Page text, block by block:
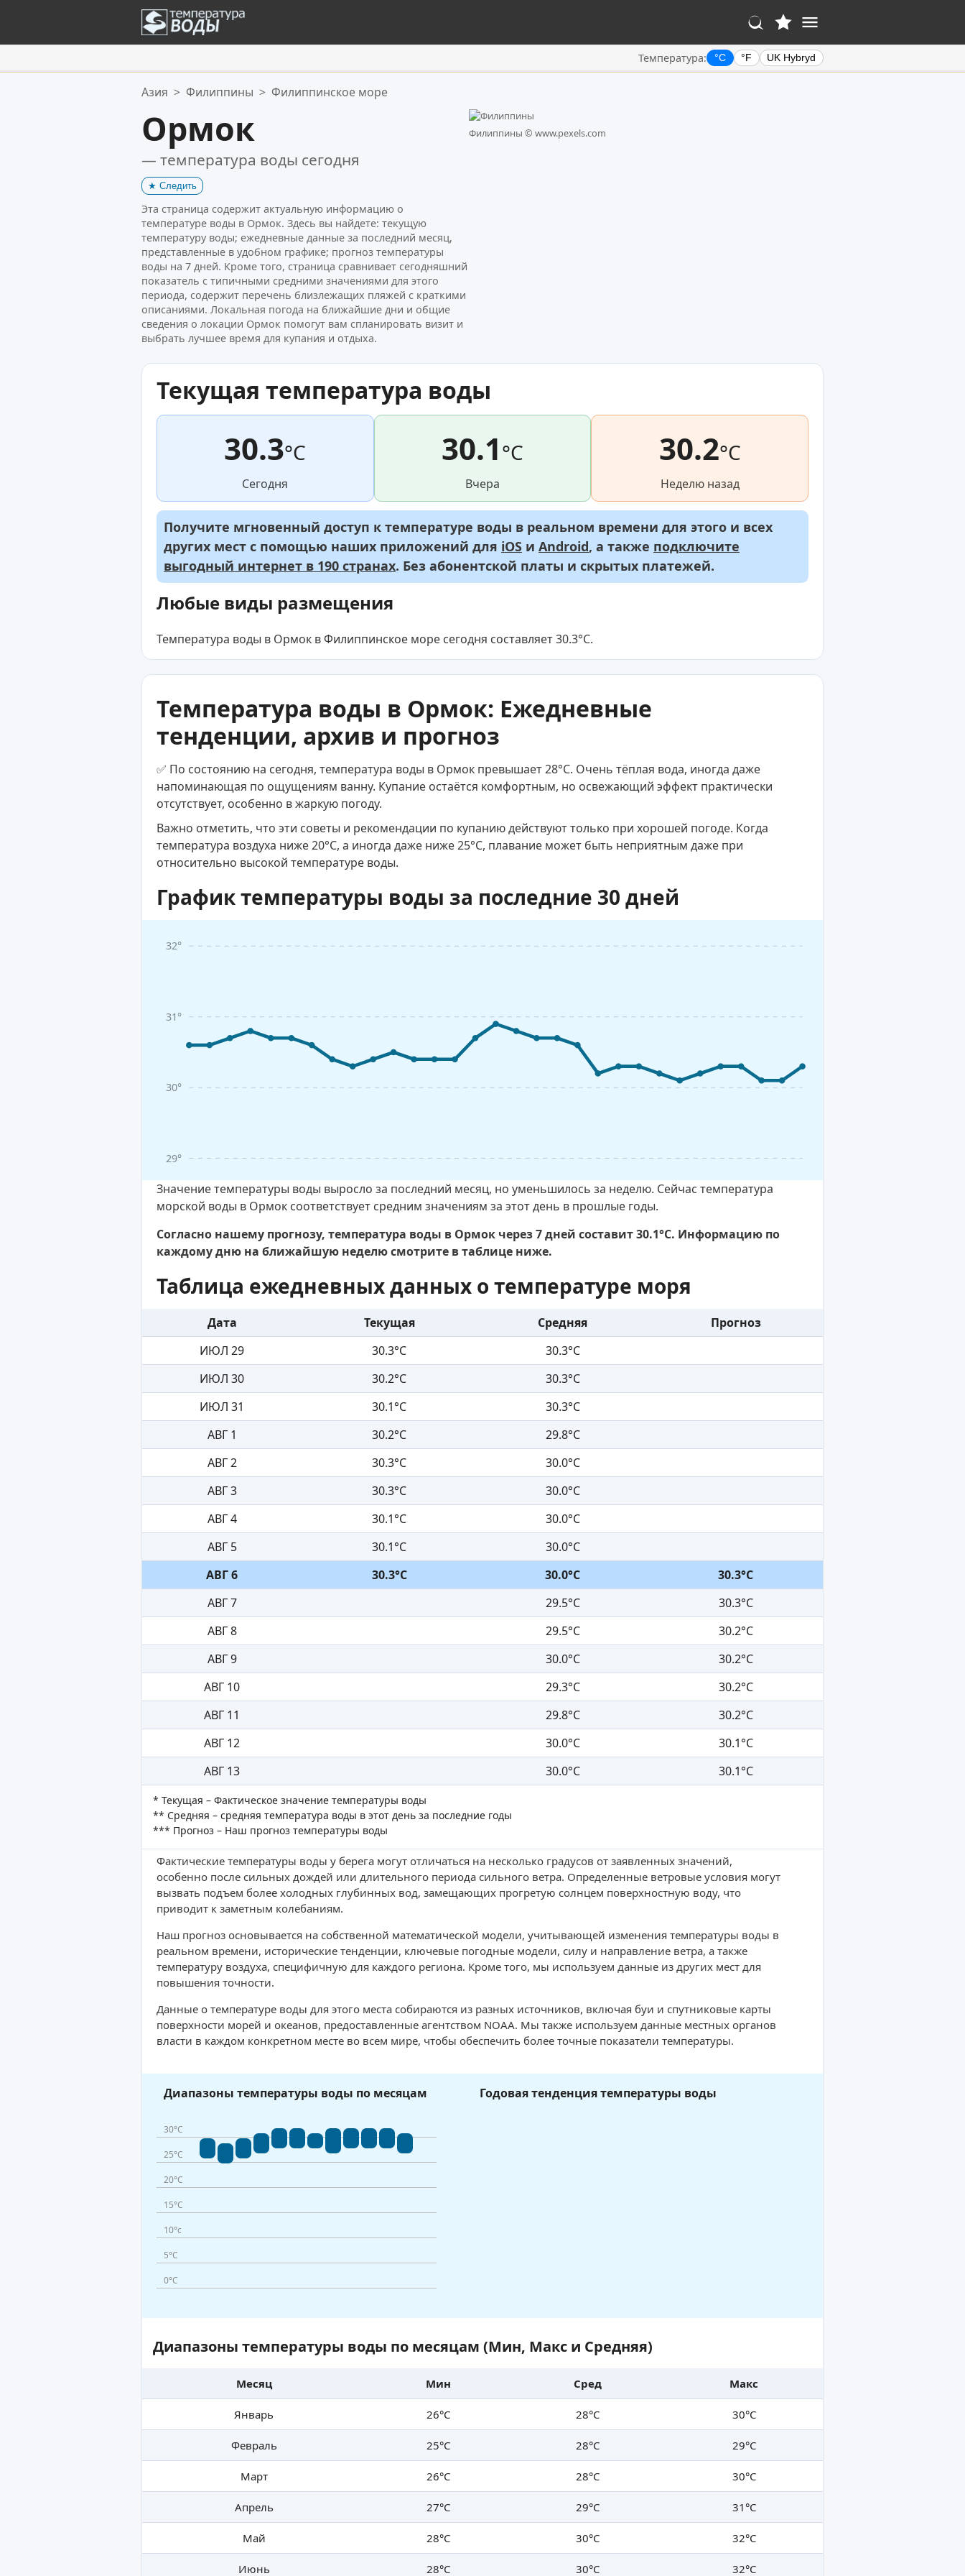
Температура: °C °F UK Hybryd
Ваше избранное:
Азия > Филиппины > Филиппинское море
Ормок
— температура воды сегодня
★ Следить
Эта страница содержит актуальную информацию о
температуре воды в Ормок. Здесь вы найдете: текущую
температуру воды; ежедневные данные за последний месяц,
представленные в удобном графике; прогноз температуры
воды на 7 дней. Кроме того, страница сравнивает сегодняшний
показатель с типичными средними значениями для этого
периода, содержит перечень близлежащих пляжей с краткими
описаниями. Локальная погода на ближайшие дни и общие
сведения о локации Ормок помогут вам спланировать визит и
выбрать лучшее время для купания и отдыха.
Филиппины © www.pexels.com
Текущая температура воды
30.3°C
Сегодня
30.1°C
Вчера
30.2°C
Неделю назад
Получите мгновенный доступ к температуре воды в реальном времени для этого и всех
других мест с помощью наших приложений для iOS и Android, а также подключите
выгодный интернет в 190 странах. Без абонентской платы и скрытых платежей.
Любые виды размещения
Температура воды в Ормок в Филиппинское море сегодня составляет 30.3°C.
Температура воды в Ормок: Ежедневные
тенденции, архив и прогноз
✅ По состоянию на сегодня, температура воды в Ормок превышает 28°C. Очень тёплая вода, иногда даже
напоминающая по ощущениям ванну. Купание остаётся комфортным, но освежающий эффект практически
отсутствует, особенно в жаркую погоду.
Важно отметить, что эти советы и рекомендации по купанию действуют только при хорошей погоде. Когда
температура воздуха ниже 20°C, а иногда даже ниже 25°C, плавание может быть неприятным даже при
относительно высокой температуре воды.
График температуры воды за последние 30 дней
29°
30°
31°
32°
Значение температуры воды выросло за последний месяц, но уменьшилось за неделю. Сейчас температура
морской воды в Ормок соответствует средним значениям за этот день в прошлые годы.
Согласно нашему прогнозу, температура воды в Ормок через 7 дней составит 30.1°C. Информацию по
каждому дню на ближайшую неделю смотрите в таблице ниже.
Таблица ежедневных данных о температуре моря
Дата Текущая Средняя
Прогноз
ИЮЛ 29
30.3°C
30.3°C
ИЮЛ 30
30.2°C
30.3°C
ИЮЛ 31
30.1°C
30.3°C
АВГ 1
30.2°C
29.8°C
АВГ 2
30.3°C
30.0°C
АВГ 3
30.3°C
30.0°C
АВГ 4
30.1°C
30.0°C
АВГ 5
30.1°C
30.0°C
АВГ 6
30.3°C 30.0°C
30.3°C
АВГ 7
29.5°C
30.3°C
АВГ 8
29.5°C
30.2°C
АВГ 9
30.0°C
30.2°C
АВГ 10
29.3°C
30.2°C
АВГ 11
29.8°C
30.2°C
АВГ 12
30.0°C
30.1°C
АВГ 13
30.0°C 30.1°C
* Текущая – Фактическое значение температуры воды
** Средняя – средняя температура воды в этот день за последние годы
*** Прогноз – Наш прогноз температуры воды
Фактические температуры воды у берега могут отличаться на несколько градусов от заявленных значений,
особенно после сильных дождей или длительного периода сильного ветра. Определенные ветровые условия могут
вызвать подъем более холодных глубинных вод, замещающих прогретую солнцем поверхностную воду, что
приводит к заметным колебаниям.
Наш прогноз основывается на собственной математической модели, учитывающей изменения температуры воды в
реальном времени, исторические тенденции, ключевые погодные модели, силу и направление ветра, а также
температуру воздуха, специфичную для каждого региона. Кроме того, мы используем данные из других мест для
повышения точности.
Данные о температуре воды для этого места собираются из разных источников, включая буи и спутниковые карты
поверхности морей и океанов, предоставленные агентством NOAA. Мы также используем данные местных органов
власти в каждом конкретном месте во всем мире, чтобы обеспечить более точные показатели температуры.
Диапазоны температуры воды по месяцам
30°C
25°C
20°C
15°C
10°c
5°C
0°C
Годовая тенденция температуры воды
Диапазоны температуры воды по месяцам (Мин, Макс и Средняя)
Месяц Мин Сред Макс
Январь 26°C 28°C 30°C
Февраль 25°C 28°C 29°C
Март 26°C 28°C 30°C
Апрель 27°C 29°C 31°C
Май 28°C 30°C 32°C
Июнь 28°C 30°C 32°C